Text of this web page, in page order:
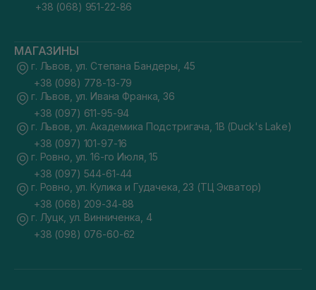
+38 (068) 951-22-86
МАГАЗИНЫ
г. Львов, ул. Степана Бандеры, 45
+38 (098) 778-13-79
г. Львов, ул. Ивана Франка, 36
+38 (097) 611-95-94
г. Львов, ул. Академика Подстригача, 1В (Duck's Lake)
+38 (097) 101-97-16
г. Ровно, ул. 16-го Июля, 15
+38 (097) 544-61-44
г. Ровно, ул. Кулика и Гудачека, 23 (ТЦ Экватор)
+38 (068) 209-34-88
г. Луцк, ул. Винниченка, 4
+38 (098) 076-60-62